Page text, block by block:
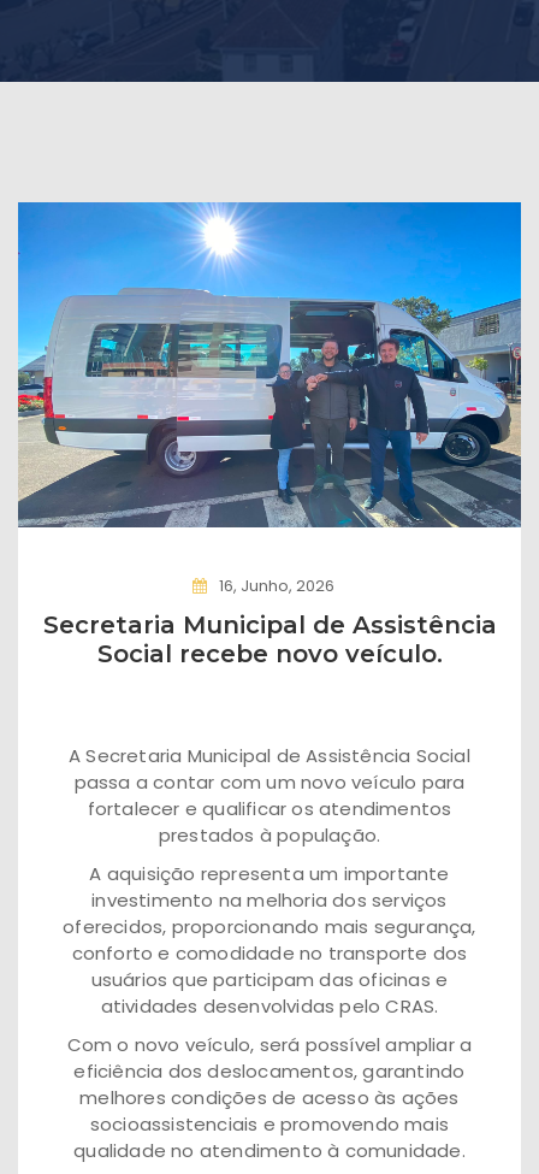
16, Junho, 2026
Secretaria Municipal de Assistência
Social recebe novo veículo.
A Secretaria Municipal de Assistência Social
passa a contar com um novo veículo para
fortalecer e qualificar os atendimentos
prestados à população.
A aquisição representa um importante
investimento na melhoria dos serviços
oferecidos, proporcionando mais segurança,
conforto e comodidade no transporte dos
usuários que participam das oficinas e
atividades desenvolvidas pelo CRAS.
Com o novo veículo, será possível ampliar a
eficiência dos deslocamentos, garantindo
melhores condições de acesso às ações
socioassistenciais e promovendo mais
qualidade no atendimento à comunidade.